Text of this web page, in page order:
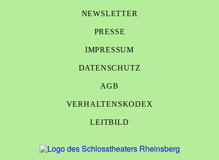
NEWSLETTER
PRESSE
IMPRESSUM
DATENSCHUTZ
AGB
VERHALTENSKODEX
LEITBILD